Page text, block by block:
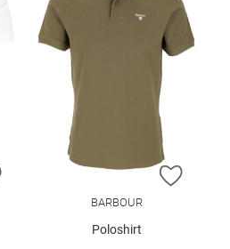
ZUR WUNSCHLISTE HINZUFÜGEN
ZUR
BARBOUR
Poloshirt